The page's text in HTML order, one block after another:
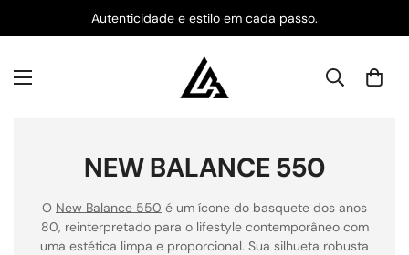
Autenticidade e estilo em cada passo.
NEW BALANCE 550
O New Balance 550 é um ícone do basquete dos anos
80, reinterpretado para o lifestyle contemporâneo com
uma estética limpa e proporcional. Sua silhueta robusta